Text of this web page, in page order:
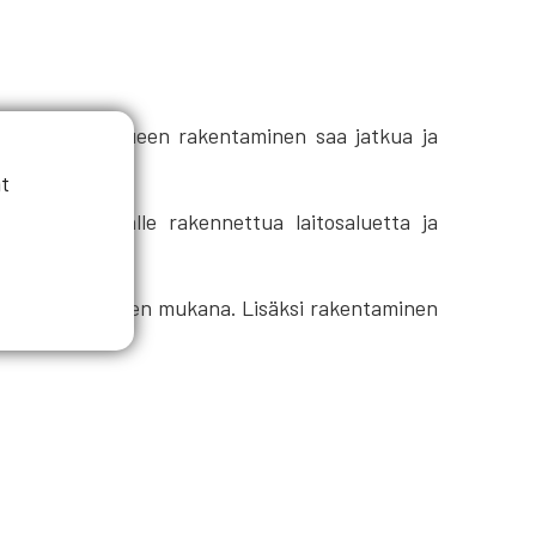
rakentaminen saa jatkua ja
mutta pitkälle rakennettua laitosaluetta ja
mukana. Lisäksi rakentaminen
ilmeinen.